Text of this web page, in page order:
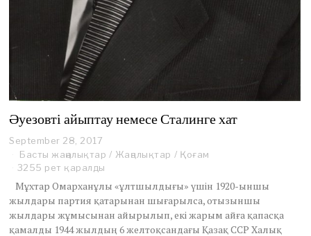
Әуезовті айыптау немесе Сталинге хат
September 28, 2017
Басты жаңалықтар / Жаңалықтар / Қоғам
3255 рет қаралды
Мұхтар Омарханұлы «ұлтшылдығы» үшін 1920-ыншы
жылдары партия қатарынан шығарылса, отызыншы
жылдары жұмысынан айырылып, екі жарым айға қапасқа
қамалды 1944 жылдың 6 желтоқсандағы Қазақ ССР Халық